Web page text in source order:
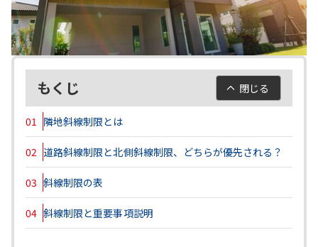
もくじ 閉じる
01 隣地斜線制限とは
02 道路斜線制限と北側斜線制限、どちらが優先される？
03 斜線制限の表
04 斜線制限と重要事項説明